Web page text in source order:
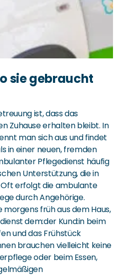
sie gebraucht
ist, dass das
Zuhause erhalten bleibt. In
man sich aus und findet
in einer neuen, fremden
Pflegedienst häufig
Unterstützung, die in
erfolgt die ambulante
durch Angehörige.
morgens früh aus dem Haus,
dem:der Kund:in beim
und das Frühstück
brauchen vielleicht keine
oder beim Essen,